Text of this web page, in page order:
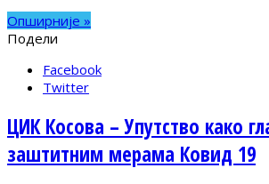
Опширније »
Подели
Facebook
Twitter
ЦИК Косова – Упутство како
заштитним мерама Ковид 19